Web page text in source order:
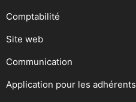
Comptabilité
Site web
Communication
Application pour les adhérents